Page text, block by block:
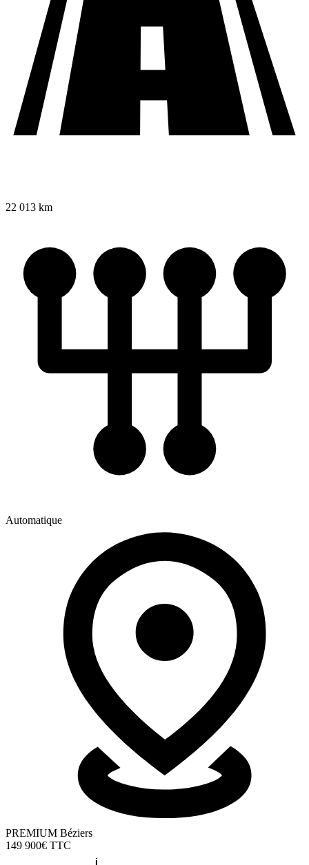
22 013 km
Automatique
PREMIUM Béziers
149 900€ TTC